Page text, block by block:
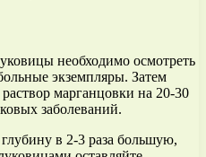
необходимо осмотреть
экземпляры. Затем
марганцовки на 20-30
заболеваний.
в 2-3 раза большую,